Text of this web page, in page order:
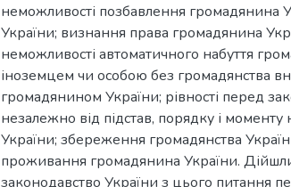
неможливості позбавлення громадянина
України; визнання права громадянина
неможливості автоматичного набуття
іноземцем чи особою без громадянства
громадянином України; рівності перед
незалежно від підстав, порядку і
України; збереження громадянства
проживання громадянина України.
законодавство України з цього питання